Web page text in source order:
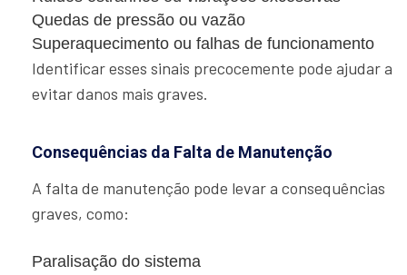
Quedas de pressão ou vazão
Superaquecimento ou falhas de funcionamento
Identificar esses sinais precocemente pode ajudar a
evitar danos mais graves.
Consequências da Falta de Manutenção
A falta de manutenção pode levar a consequências
graves, como:
Paralisação do sistema